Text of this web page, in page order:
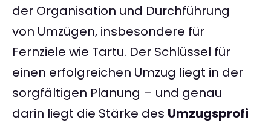
der Organisation und Durchführung
von Umzügen, insbesondere für
Fernziele wie Tartu. Der Schlüssel für
einen erfolgreichen Umzug liegt in der
sorgfältigen Planung – und genau
darin liegt die Stärke des Umzugsprofi